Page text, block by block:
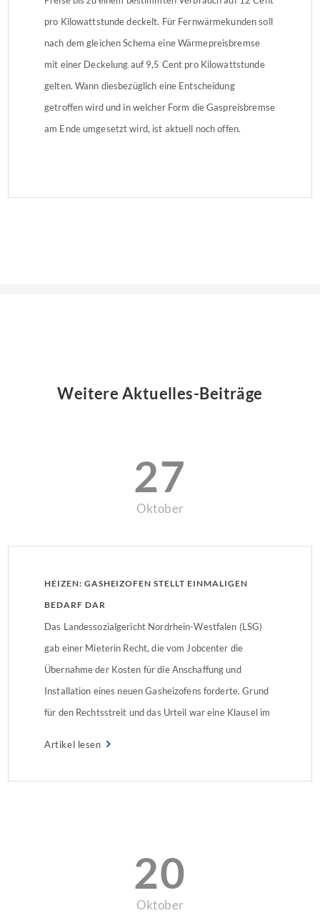
pro Kilowattstunde deckelt. Für Fernwärmekunden soll
nach dem gleichen Schema eine Wärmepreisbremse
mit einer Deckelung auf 9,5 Cent pro Kilowattstunde
gelten. Wann diesbezüglich eine Entscheidung
getroffen wird und in welcher Form die Gaspreisbremse
am Ende umgesetzt wird, ist aktuell noch offen.
Weitere Aktuelles-Beiträge
27
Oktober
HEIZEN: GASHEIZOFEN STELLT EINMALIGEN
BEDARF DAR
Das Landessozialgericht Nordrhein-Westfalen (LSG)
gab einer Mieterin Recht, die vom Jobcenter die
Übernahme der Kosten für die Anschaffung und
Installation eines neuen Gasheizofens forderte. Grund
für den Rechtsstreit und das Urteil war eine Klausel im
Artikel lesen
20
Oktober